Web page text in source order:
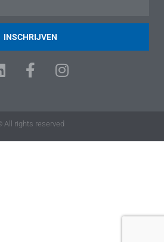
INSCHRIJVEN
All rights reserved